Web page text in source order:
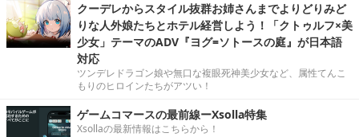
クーデレからスタイル抜群お姉さんまでよりどりみど
りな人外娘たちとホテル経営しよう！「クトゥルフ×美
少女」テーマのADV『ヨグ=ソトースの庭』が日本語
対応
ツンデレドラゴン娘や無口な複眼死神美少女など、属性てんこ
もりのヒロインたちがアツい！
ゲームコマースの最前線ーXsolla特集
Xsollaの最新情報はこちらから！